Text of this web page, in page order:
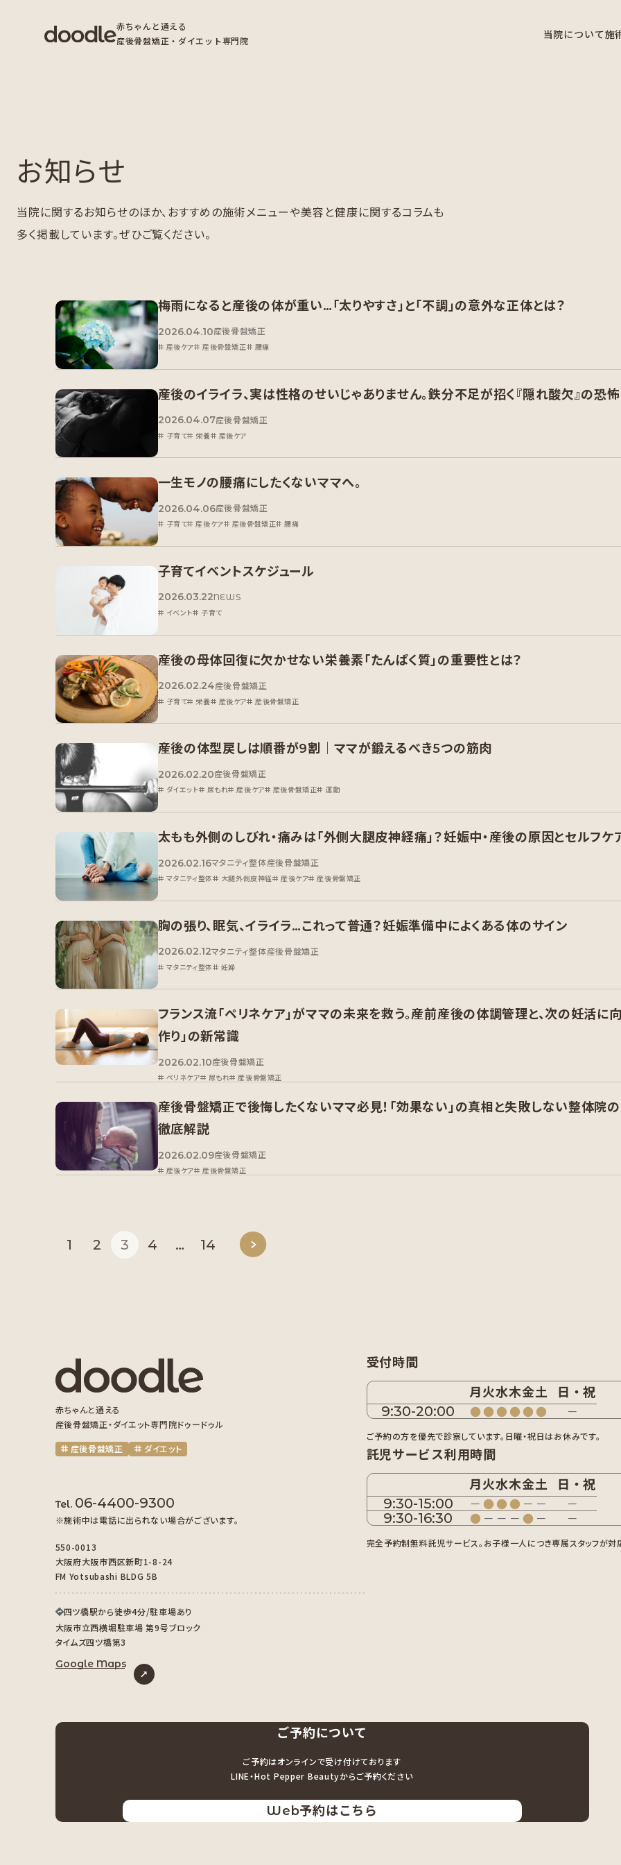
赤ちゃんと通える
産後骨盤矯正・ダイエット専門院
当院について施
お知らせ
当院に関するお知らせのほか、おすすめの施術メニューや美容と健康に関するコラムも
多く掲載しています。ぜひご覧ください。
梅雨になると産後の体が重い…「太りやすさ」と「不調」の意外な正体とは？
2026.04.10産後骨盤矯正
産後ケア 産後骨盤矯正 腰痛
産後のイライラ、実は性格のせいじゃありません。鉄分不足が招く『隠れ酸欠』の恐怖
2026.04.07産後骨盤矯正
子育て 栄養 産後ケア
一生モノの腰痛にしたくないママへ。
2026.04.06産後骨盤矯正
子育て 産後ケア 産後骨盤矯正 腰痛
子育てイベントスケジュール
2026.03.22NEWS
イベント 子育て
産後の母体回復に欠かせない栄養素「たんぱく質」の重要性とは？
2026.02.24産後骨盤矯正
子育て 栄養 産後ケア 産後骨盤矯正
産後の体型戻しは順番が9割｜ママが鍛えるべき5つの筋肉
2026.02.20産後骨盤矯正
ダイエット 尿もれ 産後ケア 産後骨盤矯正 運動
太もも外側のしびれ・痛みは「外側大腿皮神経痛」？妊娠中・産後の原因とセルフケ
2026.02.16マタニティ整体産後骨盤矯正
マタニティ整体 大腿外側皮神経 産後ケア 産後骨盤矯正
胸の張り、眠気、イライラ…これって普通？妊娠準備中によくある体のサイン
2026.02.12マタニティ整体産後骨盤矯正
マタニティ整体 妊婦
フランス流「ペリネケア」がママの未来を救う。産前産後の体調管理と、次の妊活に
作り」の新常識
2026.02.10産後骨盤矯正
ペリネケア 尿もれ 産後骨盤矯正
産後骨盤矯正で後悔したくないママ必見！「効果ない」の真相と失敗しない整体院
徹底解説
2026.02.09産後骨盤矯正
産後ケア 産後骨盤矯正
1 2 3 4 … 14
赤ちゃんと通える
産後骨盤矯正・ダイエット専門院ドゥードゥル
産後骨盤矯正 ダイエット
Tel. 06-4400-9300
※施術中は電話に出られない場合がございます。
550-0013
大阪府大阪市西区新町1-8-24
FM Yotsubashi BLDG 5B
四ツ橋駅から徒歩4分/駐車場あり
大阪市立西横堀駐車場 第9号ブロック
タイムズ四ツ橋第3
Google Maps
受付時間
月火水木金土 日・祝
9:30-20:00 ● ● ● ● ● ● －
ご予約の方を優先で診察しています。日曜・祝日はお休みです。
託児サービス利用時間
月火水木金土 日・祝
9:30-15:00 － ● ● ● － － －
9:30-16:30 ● － － － ● － －
完全予約制無料託児サービス。お子様一人につき専属スタッフが対
ご予約について
ご予約はオンラインで受け付けております
LINE・Hot Pepper Beautyからご予約ください
Web予約はこちら